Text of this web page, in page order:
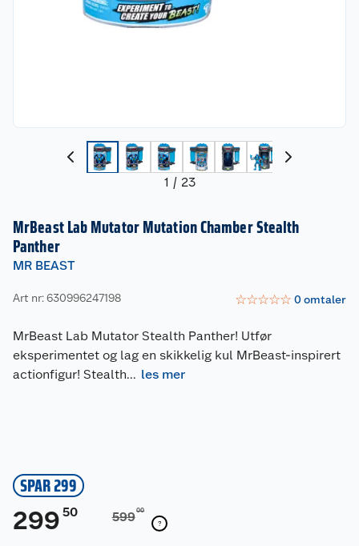
1 / 23
MrBeast Lab Mutator Mutation Chamber Stealth
Panther
MR BEAST
Art nr: 630996247198 ☆☆☆☆☆ 0omtaler
MrBeast Lab Mutator Stealth Panther! Utfør
eksperimentet og lag en skikkelig kul MrBeast-inspirert
actionfigur! Stealth... les mer
SPAR 299
299 50 59900